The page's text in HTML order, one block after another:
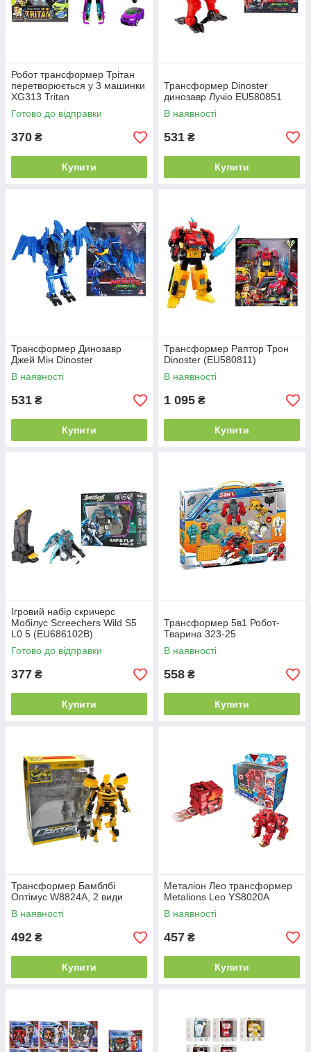
Робот трансформер Трітан
перетворюється у 3 машинки
XG313 Tritan
Готово до відправки
370 ₴
Купити
Трансформер Dinoster
динозавр Лучіо EU580851
В наявності
531 ₴
Купити
Трансформер Динозавр
Джей Мін Dinoster
В наявності
531 ₴
Купити
Трансформер Раптор Трон
Dinoster (EU580811)
В наявності
1 095 ₴
Купити
Ігровий набір скричерс
Мобілус Screechers Wild S5
L0 5 (EU686102B)
Готово до відправки
377 ₴
Купити
Трансформер 5в1 Робот-
Тварина 323-25
В наявності
558 ₴
Купити
Трансформер Бамблбі
Оптімус W8824A, 2 види
В наявності
492 ₴
Купити
Металіон Лео трансформер
Metalions Leo YS8020A
В наявності
457 ₴
Купити